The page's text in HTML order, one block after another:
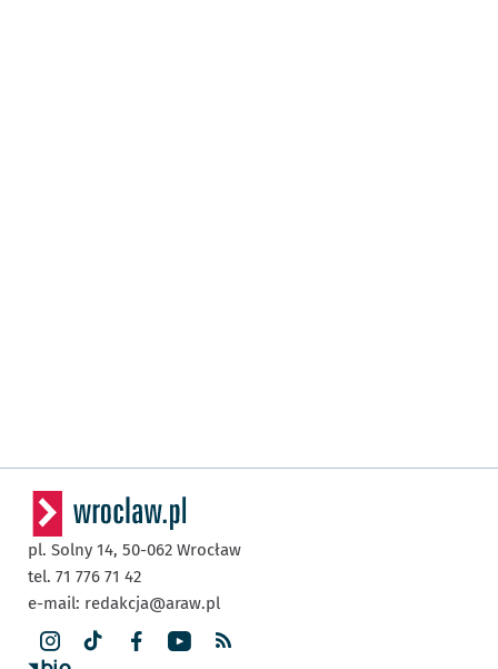
pl. Solny 14, 50-062 Wrocław
tel. 71 776 71 42
e-mail: redakcja@araw.pl